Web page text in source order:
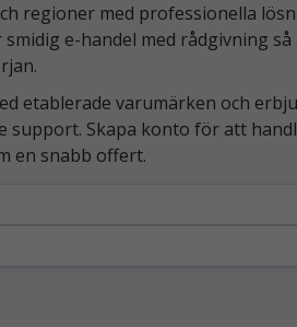
regioner med professionella
e-handel med rådgivning
etablerade varumärken och
support. Skapa konto för att
en snabb offert.